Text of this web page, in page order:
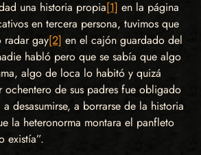
una historia propia[1] en la página
en tercera persona, tuvimos que
radar gay[2] en el cajón guardado del
habló pero que se sabía que algo
algo de loca lo habitó y quizá
de sus padres fue obligado
desasumirse, a borrarse de la historia
la heteronorma montara el panfleto
existía”.